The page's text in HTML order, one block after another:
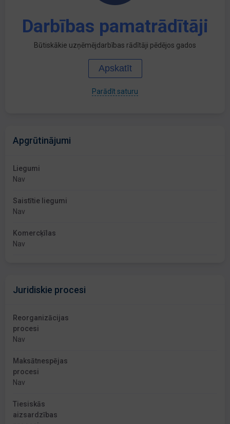
Darbības pamatrādītāji
Būtiskākie uzņēmējdarbības rādītāji pēdējos gados
Apskatīt
Parādīt saturu
Apgrūtinājumi
Liegumi
Nav
Saistītie liegumi
Nav
Komercķīlas
Nav
Juridiskie procesi
Reorganizācijas
procesi
Nav
Maksātnespējas
procesi
Nav
Tiesiskās
aizsardzības